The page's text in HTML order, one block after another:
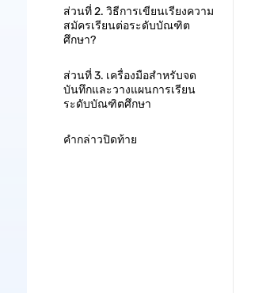
ส่วนที่ 2. วิธีการเขียนเรียงความ
สมัครเรียนต่อระดับบัณฑิต
ศึกษา?
ส่วนที่ 3. เครื่องมือสำหรับจด
บันทึกและวางแผนการเรียน
ระดับบัณฑิตศึกษา
คำกล่าวปิดท้าย